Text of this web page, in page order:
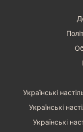
Українські
Українські
Українські